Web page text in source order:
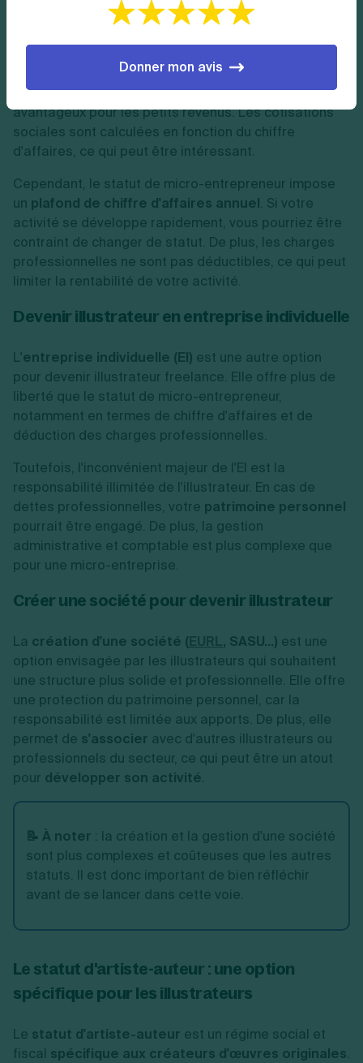
appelé auto-entrepreneur, est une option populaire
de création et de gestion, avec des formalités
administratives réduites et un régime fiscal
avantageux pour les petits revenus. Les cotisations
sociales sont calculées en fonction du chiffre
d'affaires, ce qui peut être intéressant.
Cependant, le statut de micro-entrepreneur impose
un plafond de chiffre d'affaires annuel. Si votre
activité se développe rapidement, vous pourriez être
contraint de changer de statut. De plus, les charges
professionnelles ne sont pas déductibles, ce qui peut
limiter la rentabilité de votre activité.
Devenir illustrateur en entreprise individuelle
L'entreprise individuelle (EI) est une autre option
pour devenir illustrateur freelance. Elle offre plus de
liberté que le statut de micro-entrepreneur,
notamment en termes de chiffre d'affaires et de
déduction des charges professionnelles.
Toutefois, l'inconvénient majeur de l'EI est la
responsabilité illimitée de l'illustrateur. En cas de
dettes professionnelles, votre patrimoine personnel
pourrait être engagé. De plus, la gestion
administrative et comptable est plus complexe que
pour une micro-entreprise.
Créer une société pour devenir illustrateur
La création d'une société (EURL, SASU...) est une
option envisagée par les illustrateurs qui souhaitent
une structure plus solide et professionnelle. Elle offre
une protection du patrimoine personnel, car la
responsabilité est limitée aux apports. De plus, elle
permet de s'associer avec d'autres illustrateurs ou
professionnels du secteur, ce qui peut être un atout
pour développer son activité.
📝 À noter : la création et la gestion d'une société
sont plus complexes et coûteuses que les autres
statuts. Il est donc important de bien réfléchir
avant de se lancer dans cette voie.
Le statut d'artiste-auteur : une option
spécifique pour les illustrateurs
Le statut d'artiste-auteur est un régime social et
fiscal spécifique aux créateurs d'œuvres originales.
Donner mon avis